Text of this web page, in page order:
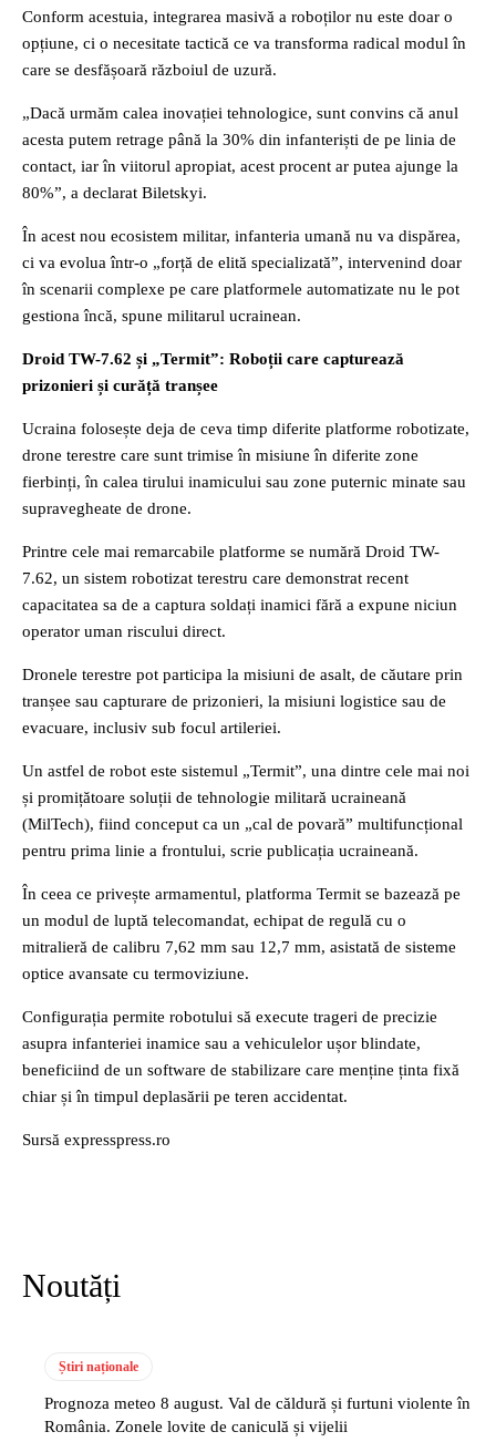
Conform acestuia, integrarea masivă a roboților nu este doar o
opțiune, ci o necesitate tactică ce va transforma radical modul în
care se desfășoară războiul de uzură.
„Dacă urmăm calea inovației tehnologice, sunt convins că anul
acesta putem retrage până la 30% din infanteriști de pe linia de
contact, iar în viitorul apropiat, acest procent ar putea ajunge la
80%”, a declarat Biletskyi.
În acest nou ecosistem militar, infanteria umană nu va dispărea,
ci va evolua într-o „forță de elită specializată”, intervenind doar
în scenarii complexe pe care platformele automatizate nu le pot
gestiona încă, spune militarul ucrainean.
Droid TW-7.62 și „Termit”: Roboții care capturează
prizonieri și curăță tranșee
Ucraina folosește deja de ceva timp diferite platforme robotizate,
drone terestre care sunt trimise în misiune în diferite zone
fierbinți, în calea tirului inamicului sau zone puternic minate sau
supravegheate de drone.
Printre cele mai remarcabile platforme se numără Droid TW-
7.62, un sistem robotizat terestru care demonstrat recent
capacitatea sa de a captura soldați inamici fără a expune niciun
operator uman riscului direct.
Dronele terestre pot participa la misiuni de asalt, de căutare prin
tranșee sau capturare de prizonieri, la misiuni logistice sau de
evacuare, inclusiv sub focul artileriei.
Un astfel de robot este sistemul „Termit”, una dintre cele mai noi
și promițătoare soluții de tehnologie militară ucraineană
(MilTech), fiind conceput ca un „cal de povară” multifuncțional
pentru prima linie a frontului, scrie publicația ucraineană.
În ceea ce privește armamentul, platforma Termit se bazează pe
un modul de luptă telecomandat, echipat de regulă cu o
mitralieră de calibru 7,62 mm sau 12,7 mm, asistată de sisteme
optice avansate cu termoviziune.
Configurația permite robotului să execute trageri de precizie
asupra infanteriei inamice sau a vehiculelor ușor blindate,
beneficiind de un software de stabilizare care menține ținta fixă
chiar și în timpul deplasării pe teren accidentat.
Sursă expresspress.ro
Noutăți
Știri naționale
Prognoza meteo 8 august. Val de căldură și furtuni violente în
România. Zonele lovite de caniculă și vijelii